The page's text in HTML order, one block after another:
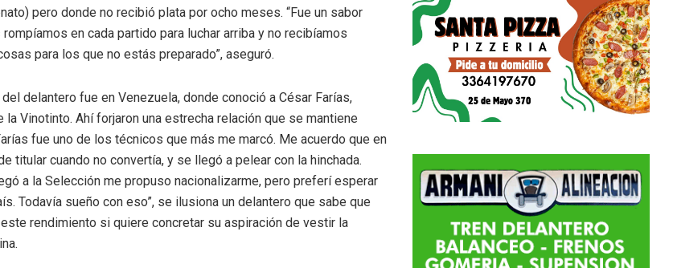
pero donde no recibió plata por ocho meses. “Fue un sabor
en cada partido para luchar arriba y no recibíamos
para los que no estás preparado”, aseguró.
delantero fue en Venezuela, donde conoció a César Farías,
la Vinotinto. Ahí forjaron una estrecha relación que se mantiene
fue uno de los técnicos que más me marcó. Me acuerdo que en
titular cuando no convertía, y se llegó a pelear con la hinchada.
a la Selección me propuso nacionalizarme, pero preferí esperar
Todavía sueño con eso”, se ilusiona un delantero que sabe que
rendimiento si quiere concretar su aspiración de vestir la